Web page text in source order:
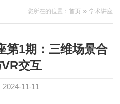
您所在的位置： 首页 学术讲座
第1期：三维场景合
交互
2024-11-11